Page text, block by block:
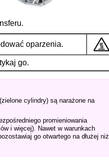
oparzenia.
go.
cylindry) są narażone na
promieniowania
i więcej). Nawet w warunkach
go otwartego na dłużej niż